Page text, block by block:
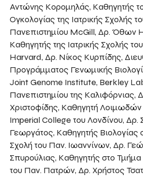
Αντώνης Κορομηλάς, Καθηγητής
Ογκολογίας της Ιατρικής Σχολής
Πανεπιστημίου McGill, Δρ. Όθων
Καθηγητής της Ιατρικής Σχολής
Harvard, Δρ. Νίκος Κυρπίδης,
Προγράμματος Γενωμικής
Joint Genome Institute, Berkley
Πανεπιστημίου της Καλιφόρνιας,
Χριστοφίδης, Καθηγητή
Imperial College του Λονδίνου, Δρ.
Γεωργάτος, Καθηγητής Βιολογίας
Σχολή του Παν. Ιωαννίνων, Δρ.
Σπυρούλιας, Καθηγητής στο
του Παν. Πατρών, Δρ. Χρήστος